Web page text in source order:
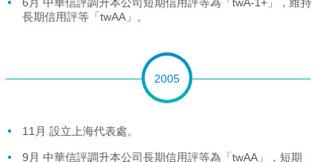
長期信用評等「twAA」。
2005
11月 設立上海代表處。
9月 中華信評調升本公司長期信用評等為「twAA」，短期